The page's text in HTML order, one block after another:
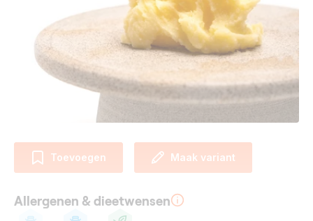
Toevoegen Maak variant
Allergenen & dieetwensen